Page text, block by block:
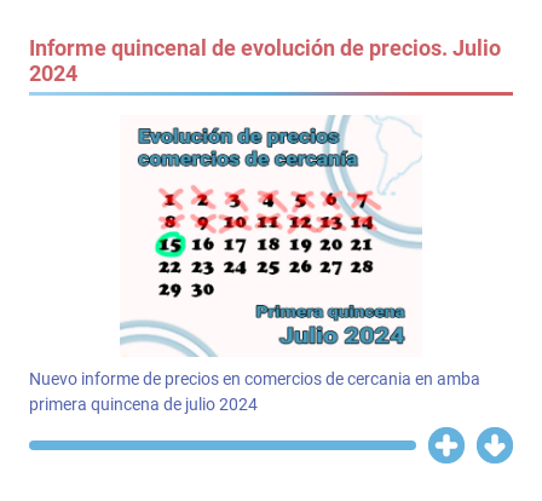
Informe quincenal de evolución de precios. Julio
2024
Nuevo informe de precios en comercios de cercania en amba
primera quincena de julio 2024